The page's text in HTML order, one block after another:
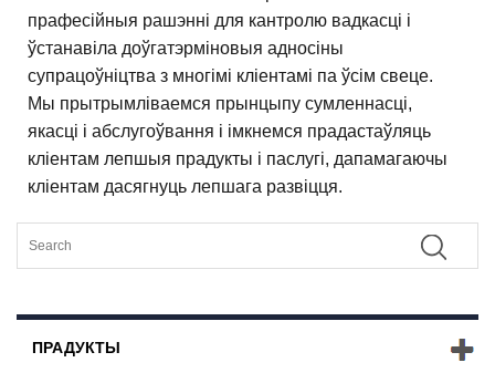
прафесійныя рашэнні для кантролю вадкасці і
ўстанавіла доўгатэрміновыя адносіны
супрацоўніцтва з многімі кліентамі па ўсім свеце.
Мы прытрымліваемся прынцыпу сумленнасці,
якасці і абслугоўвання і імкнемся прадастаўляць
кліентам лепшыя прадукты і паслугі, дапамагаючы
кліентам дасягнуць лепшага развіцця.
ПРАДУКТЫ